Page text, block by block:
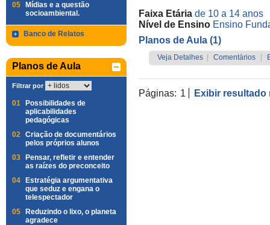
05
Mídias e a questão
socioambiental.
Banco de Relatos
Planos de Aula
Filtrar por
01
Possibilidades de
aplicabilidades
pedagógicas
02 Criação de documentários
pelos próprios alunos
03
Pensar, refletir e entender
as raízes do preconceito
04
Estratégia argumentativa
que seduz e engana o
telespectador
05
Reduzindo o lixo, o planeta
agradece
Faixa Etária de 10 a 14 anos
Nível de Ensino Ensino
Planos de Aula (1)
Veja Detalhes Comentários
Páginas: 1 Exibir resultado